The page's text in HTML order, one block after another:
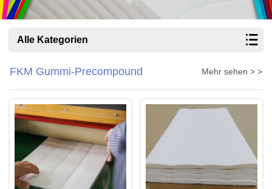
Alle Kategorien
FKM Gummi-Precompound Mehr sehen > >